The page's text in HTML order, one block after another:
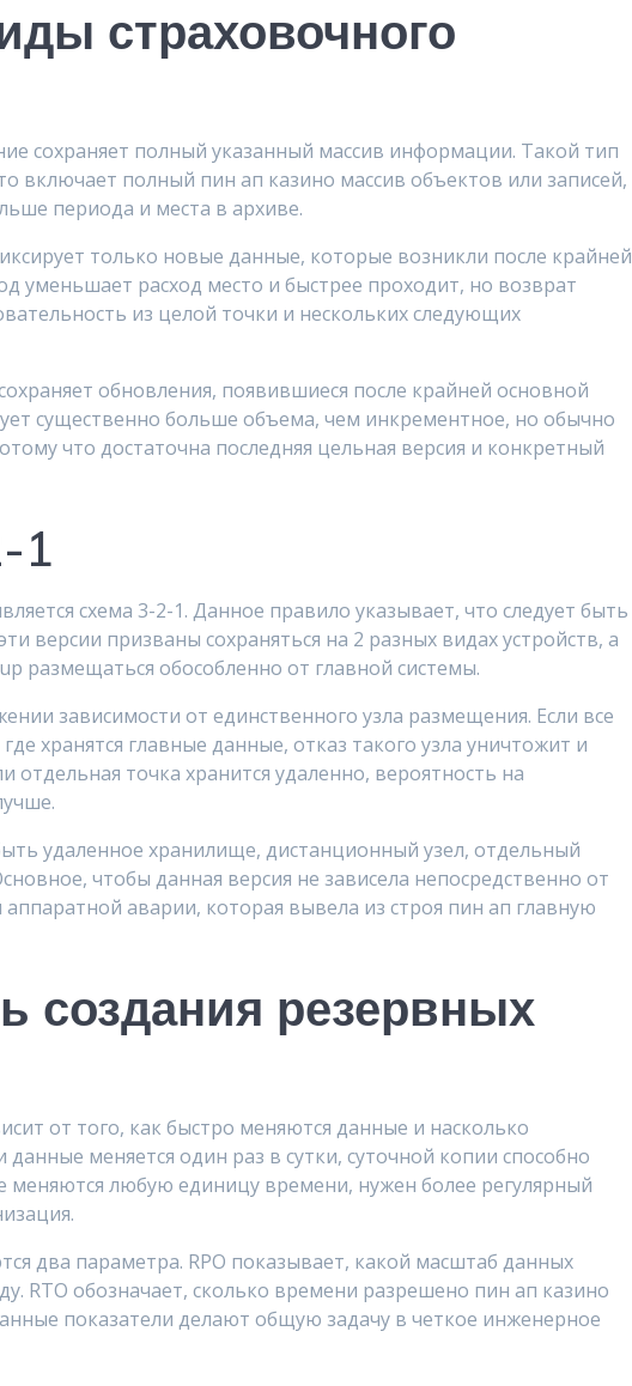
страховочного
сохраняет полный указанный массив информации. Такой тип
включает полный пин ап казино массив объектов или записей,
периода и места в архиве.
только новые данные, которые возникли после крайней
уменьшает расход место и быстрее проходит, но возврат
из целой точки и нескольких следующих
обновления, появившиеся после крайней основной
существенно больше объема, чем инкрементное, но обычно
что достаточна последняя цельная версия и конкретный
1
схема 3-2-1. Данное правило указывает, что следует быть
версии призваны сохраняться на 2 разных видах устройств, а
размещаться обособленно от главной системы.
зависимости от единственного узла размещения. Если все
хранятся главные данные, отказ такого узла уничтожит и
точка хранится удаленно, вероятность на
удаленное хранилище, дистанционный узел, отдельный
чтобы данная версия не зависела непосредственно от
аварии, которая вывела из строя пин ап главную
создания резервных
от того, как быстро меняются данные и насколько
меняется один раз в сутки, суточной копии способно
меняются любую единицу времени, нужен более регулярный
два параметра. RPO показывает, какой масштаб данных
RTO обозначает, сколько времени разрешено пин ап казино
показатели делают общую задачу в четкое инженерное